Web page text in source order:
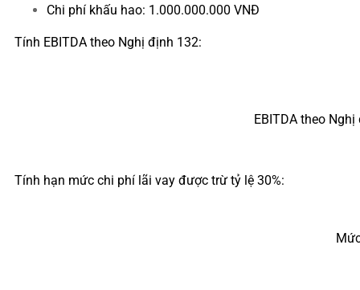
Chi phí khấu hao: 1.000.000.000 VNĐ
Tính EBITDA theo Nghị định 132:
EBITDA theo
Tính hạn mức chi phí lãi vay được trừ tỷ lệ 30%: